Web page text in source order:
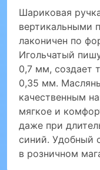
Шариковая
вертикальными
лаконичен по
Игольчатый
0,7 мм, создает
0,35 мм.
качественным
мягкое и
даже при
синий. Удобный
в розничном